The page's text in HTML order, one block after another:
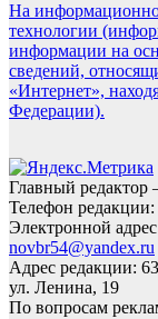
На
технологии
информации на
сведений,
«Интернет»,
Федерации).
Главный
Телефон редакции:
Электронной
novbr54@yandex.ru
Адрес редакции:
ул. Ленина, 19
По вопросам